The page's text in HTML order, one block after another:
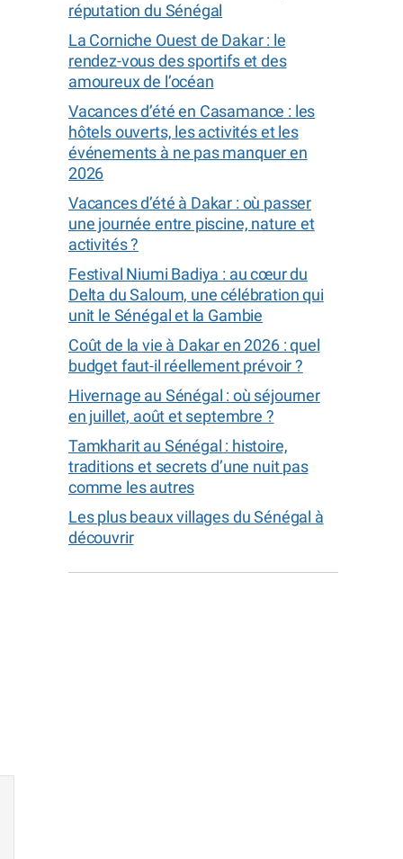
réputation du Sénégal
La Corniche Ouest de Dakar : le
rendez-vous des sportifs et des
amoureux de l’océan
Vacances d’été en Casamance : les
hôtels ouverts, les activités et les
événements à ne pas manquer en
2026
Vacances d’été à Dakar : où passer
une journée entre piscine, nature et
activités ?
Festival Niumi Badiya : au cœur du
Delta du Saloum, une célébration qui
unit le Sénégal et la Gambie
Coût de la vie à Dakar en 2026 : quel
budget faut-il réellement prévoir ?
Hivernage au Sénégal : où séjourner
en juillet, août et septembre ?
Tamkharit au Sénégal : histoire,
traditions et secrets d’une nuit pas
comme les autres
Les plus beaux villages du Sénégal à
découvrir